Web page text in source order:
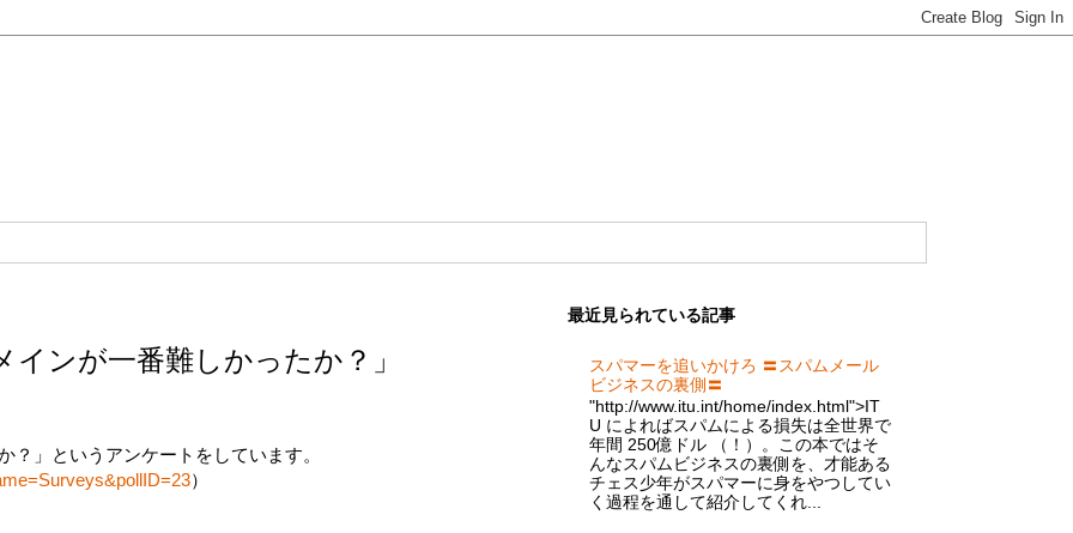
ンが一番難しかったか？」
」というアンケートをしています。
）
最近見られている記事
スパマーを追いかけろ 〓スパムメール
ビジネスの裏側〓
"http://www.itu.int/home/index.html">IT
U によればスパムによる損失は全世界で
年間 250億ドル （！）。この本ではそ
んなスパムビジネスの裏側を、才能ある
チェス少年がスパマーに身をやつしてい
く過程を通して紹介してくれ...